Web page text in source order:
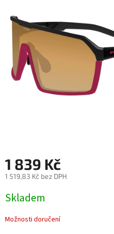
hvězdiček.
1 839 Kč
1 519,83 Kč bez DPH
cena:
Skladem
Možnosti doručení